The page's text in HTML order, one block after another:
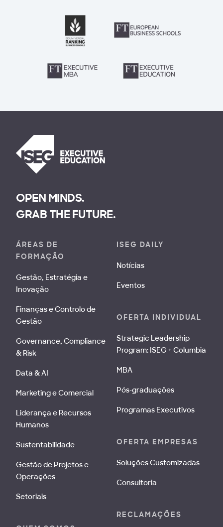
OPEN MINDS.
GRAB THE FUTURE.
ÁREAS DE
FORMAÇÃO
Gestão, Estratégia e
Inovação
Finanças e Controlo de
Gestão
Governance, Compliance
& Risk
Data & AI
Marketing e Comercial
Liderança e Recursos
Humanos
Sustentabilidade
Gestão de Projetos e
Operações
Setoriais
ISEG DAILY
Notícias
Eventos
OFERTA INDIVIDUAL
Strategic Leadership
Program: ISEG + Columbia
MBA
Pós-graduações
Programas Executivos
OFERTA EMPRESAS
Soluções Customizadas
Consultoria
RECLAMAÇÕES